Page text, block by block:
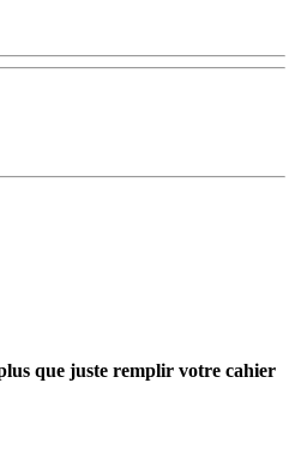
que juste remplir votre cahier